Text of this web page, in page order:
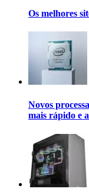
Os melhores
Novos
mais rápido e